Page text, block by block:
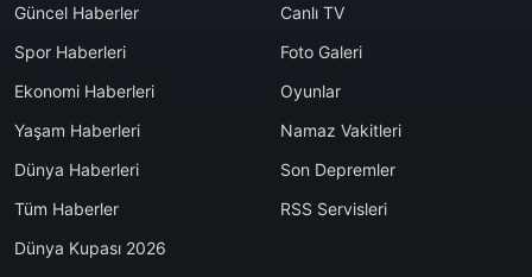
Güncel Haberler
Spor Haberleri
Ekonomi Haberleri
Yaşam Haberleri
Dünya Haberleri
Tüm Haberler
Dünya Kupası 2026
Canlı TV
Foto Galeri
Oyunlar
Namaz Vakitleri
Son Depremler
RSS Servisleri